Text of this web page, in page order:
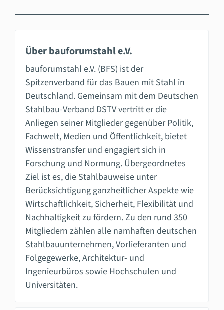
Über bauforumstahl e.V.
bauforumstahl e.V. (BFS) ist der
Spitzenverband für das Bauen mit Stahl in
Deutschland. Gemeinsam mit dem Deutschen
Stahlbau-Verband DSTV vertritt er die
Anliegen seiner Mitglieder gegenüber Politik,
Fachwelt, Medien und Öffentlichkeit, bietet
Wissenstransfer und engagiert sich in
Forschung und Normung. Übergeordnetes
Ziel ist es, die Stahlbauweise unter
Berücksichtigung ganzheitlicher Aspekte wie
Wirtschaftlichkeit, Sicherheit, Flexibilität und
Nachhaltigkeit zu fördern. Zu den rund 350
Mitgliedern zählen alle namhaften deutschen
Stahlbauunternehmen, Vorlieferanten und
Folgegewerke, Architektur- und
Ingenieurbüros sowie Hochschulen und
Universitäten.